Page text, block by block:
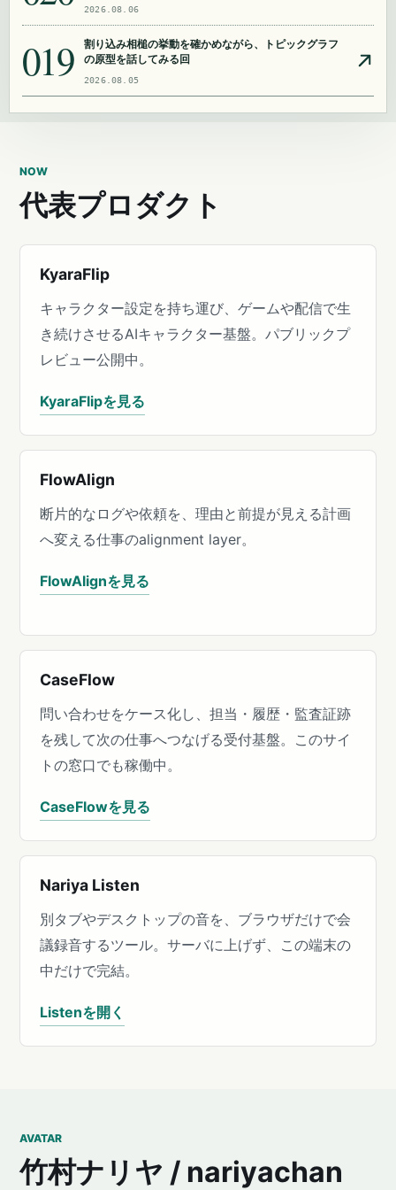
2026.08.06
019
割り込み相槌の挙動を確かめながら、トピックグラフ
の原型を話してみる回
2026.08.05
NOW
代表プロダクト
KyaraFlip
キャラクター設定を持ち運び、ゲームや配信で生
き続けさせるAIキャラクター基盤。パブリックプ
レビュー公開中。
KyaraFlipを見る
FlowAlign
断片的なログや依頼を、理由と前提が見える計画
へ変える仕事のalignment layer。
FlowAlignを見る
CaseFlow
問い合わせをケース化し、担当・履歴・監査証跡
を残して次の仕事へつなげる受付基盤。このサイ
トの窓口でも稼働中。
CaseFlowを見る
Nariya Listen
別タブやデスクトップの音を、ブラウザだけで会
議録音するツール。サーバに上げず、この端末の
中だけで完結。
Listenを開く
AVATAR
竹村ナリヤ / nariyachan